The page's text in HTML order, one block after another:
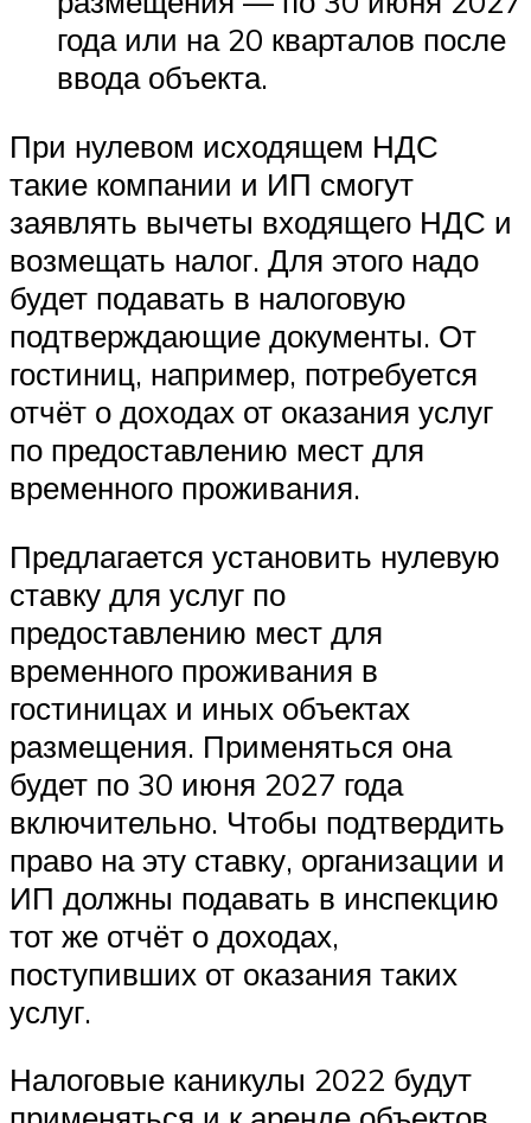
года или на 20 кварталов после
ввода объекта.
При нулевом исходящем НДС
такие компании и ИП смогут
заявлять вычеты входящего НДС и
возмещать налог. Для этого надо
будет подавать в налоговую
подтверждающие документы. От
гостиниц, например, потребуется
отчёт о доходах от оказания услуг
по предоставлению мест для
временного проживания.
Предлагается установить нулевую
ставку для услуг по
предоставлению мест для
временного проживания в
гостиницах и иных объектах
размещения. Применяться она
будет по 30 июня 2027 года
включительно. Чтобы подтвердить
право на эту ставку, организации и
ИП должны подавать в инспекцию
тот же отчёт о доходах,
поступивших от оказания таких
услуг.
Налоговые каникулы 2022 будут